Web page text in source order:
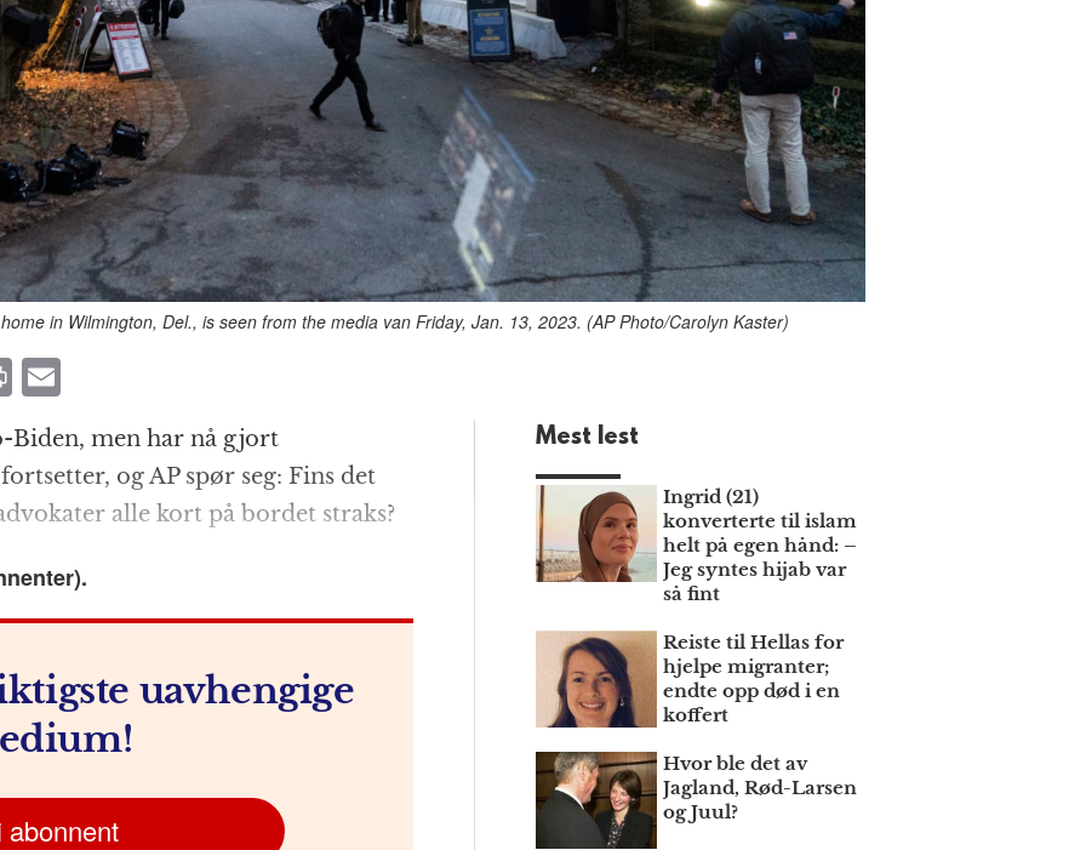
in Wilmington, Del., is seen from the media van Friday, Jan. 13, 2023. (AP Photo/Carolyn Kaster)
P
ri
n
t
ai
l
Biden, men har nå gjort
og AP spør seg: Fins det
alle kort på bordet straks?
uavhengige
abonnent
Mest lest
Ingrid (21)
konverterte til islam
helt på egen hånd: –
Jeg syntes hijab var
så fint
Reiste til Hellas for
hjelpe migranter;
endte opp død i en
koffert
Hvor ble det av
Jagland, Rød-Larsen
og Juul?